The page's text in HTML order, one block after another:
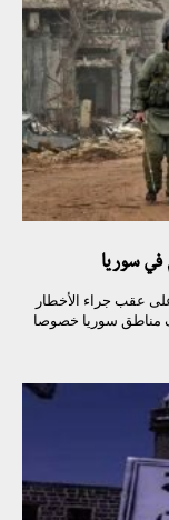
في سوريا
عقب جراء الأخطار
مناطق سوريا خصوصا